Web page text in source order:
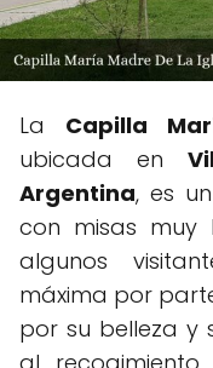
La Capilla
ubicada en
Argentina, es
con misas muy
algunos
máxima por
por su belleza y